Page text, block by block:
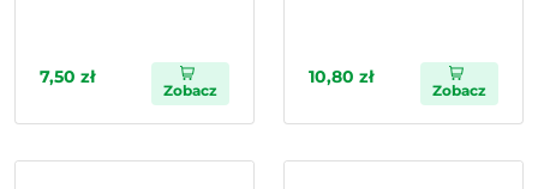
7,50 zł
Zobacz
10,80 zł
Zobacz